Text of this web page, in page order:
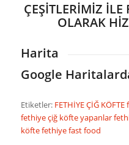
ÇEŞİTLERİMİZ İLE
OLARAK
Harita
Google
Etiketler: FETHİYE ÇİĞ KÖFTE
fethiye çiğ köfte yapanlar
köftefethiye fast food